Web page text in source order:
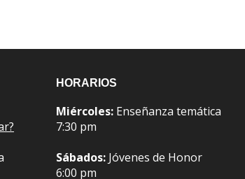
HORARIOS
Miércoles: Enseñanza temática
7:30 pm
Sábados: Jóvenes de Honor
6:00 pm